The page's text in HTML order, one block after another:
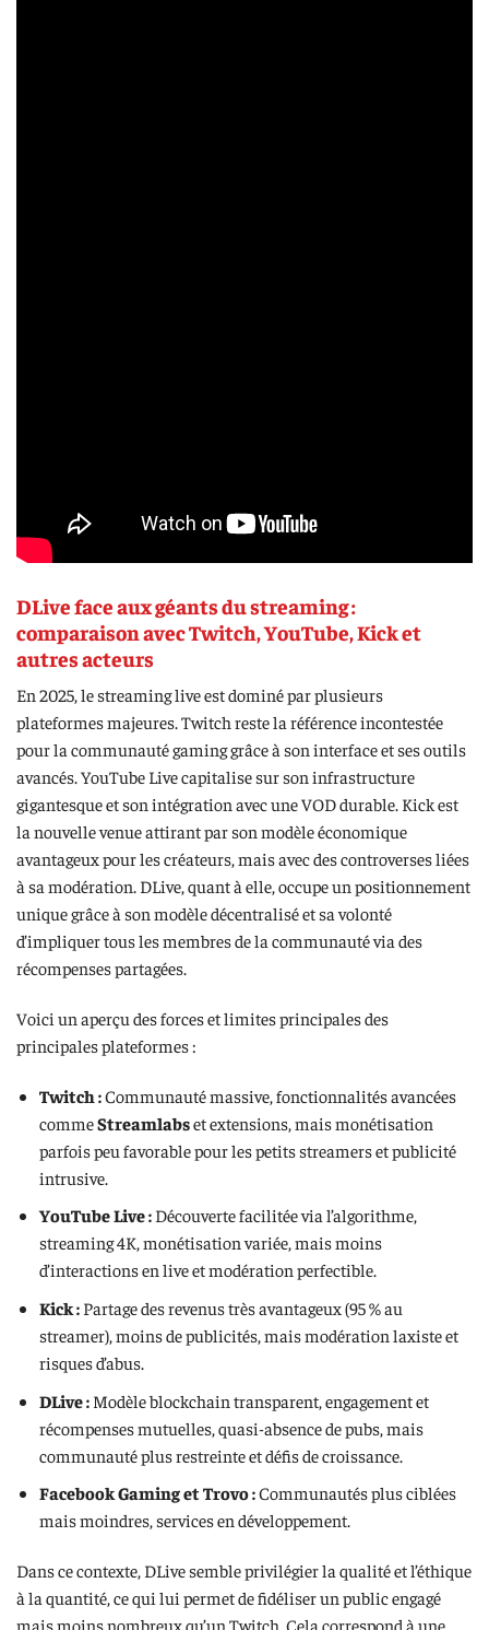
DLive face aux géants du streaming :
comparaison avec Twitch, YouTube, Kick et
autres acteurs
En 2025, le streaming live est dominé par plusieurs
plateformes majeures. Twitch reste la référence incontestée
pour la communauté gaming grâce à son interface et ses outils
avancés. YouTube Live capitalise sur son infrastructure
gigantesque et son intégration avec une VOD durable. Kick est
la nouvelle venue attirant par son modèle économique
avantageux pour les créateurs, mais avec des controverses liées
à sa modération. DLive, quant à elle, occupe un positionnement
unique grâce à son modèle décentralisé et sa volonté
d’impliquer tous les membres de la communauté via des
récompenses partagées.
Voici un aperçu des forces et limites principales des
principales plateformes :
Twitch :Communauté massive, fonctionnalités avancées
commeStreamlabset extensions, mais monétisation
parfois peu favorable pour les petits streamers et publicité
intrusive.
YouTube Live :Découverte facilitée via l’algorithme,
streaming 4K, monétisation variée, mais moins
d’interactions en live et modération perfectible.
Kick :Partage des revenus très avantageux (95 % au
streamer), moins de publicités, mais modération laxiste et
risques d’abus.
DLive :Modèle blockchain transparent, engagement et
récompenses mutuelles, quasi-absence de pubs, mais
communauté plus restreinte et défis de croissance.
Facebook Gaming et Trovo :Communautés plus ciblées
mais moindres, services en développement.
Dans ce contexte, DLive semble privilégier la qualité et l’éthique
à la quantité, ce qui lui permet de fidéliser un public engagé
mais moins nombreux qu’un Twitch. Cela correspond à une